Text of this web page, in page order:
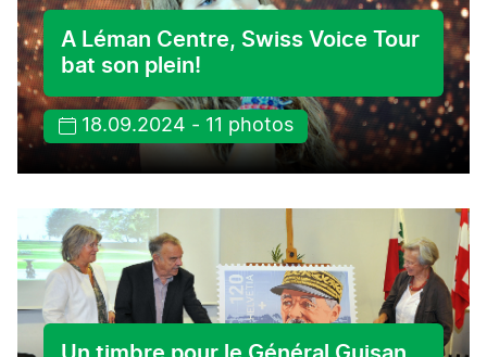
A Léman Centre, Swiss Voice Tour
bat son plein!
18.09.2024 - 11 photos